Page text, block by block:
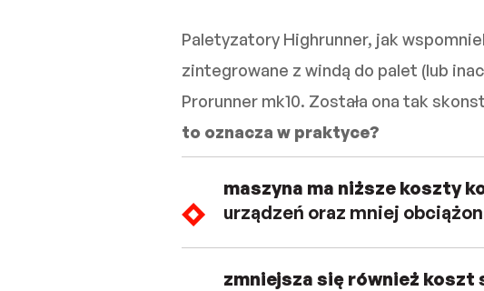
Paletyzatory Highrunner, jak
zintegrowane z windą do palet (lub
Prorunner mk10. Została ona tak
to oznacza w praktyce?
maszyna ma niższe koszty
urządzeń oraz mniej
zmniejsza się również koszt